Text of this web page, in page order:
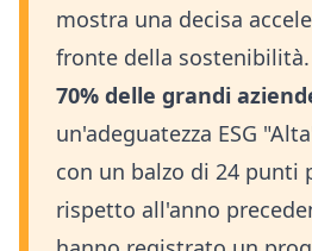
mostra una decisa
fronte della
70% delle grandi
un'adeguatezza ESG
con un balzo di 24 punti
rispetto all'anno